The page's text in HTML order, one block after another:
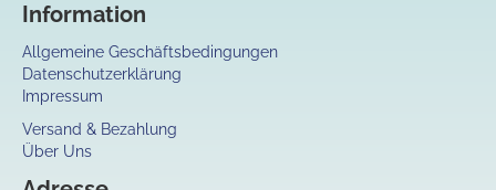
Information
Allgemeine Geschäftsbedingungen
Datenschutzerklärung
Impressum
Versand & Bezahlung
Über Uns